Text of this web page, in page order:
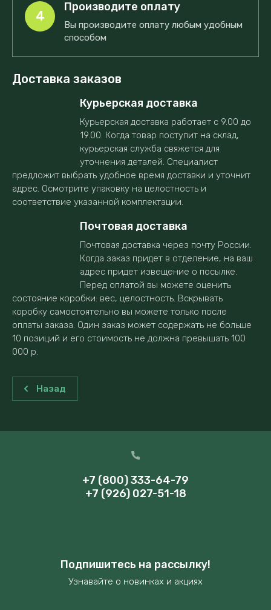
4
Производите оплату
Вы производите оплату любым удобным
способом
Доставка заказов
Курьерская доставка
Курьерская доставка работает с 9.00 до
19.00. Когда товар поступит на склад,
курьерская служба свяжется для
уточнения деталей. Специалист
предложит выбрать удобное время доставки и уточнит
адрес. Осмотрите упаковку на целостность и
соответствие указанной комплектации.
Почтовая доставка
Почтовая доставка через почту России.
Когда заказ придет в отделение, на ваш
адрес придет извещение о посылке.
Перед оплатой вы можете оценить
состояние коробки: вес, целостность. Вскрывать
коробку самостоятельно вы можете только после
оплаты заказа. Один заказ может содержать не больше
10 позиций и его стоимость не должна превышать 100
000 р.
Назад
+7 (800) 333-64-79
+7 (926) 027-51-18
Подпишитесь на рассылку!
Узнавайте о новинках и акциях